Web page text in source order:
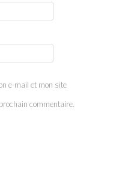
e-mail et mon site
commentaire.